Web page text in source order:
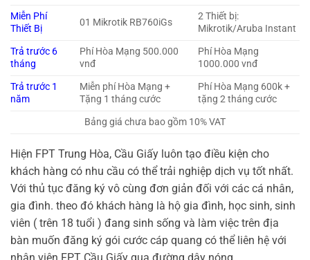
Miễn Phí
Thiết Bị
01 Mikrotik RB760iGs
2 Thiết bị:
Mikrotik/Aruba Instant
Trả trước 6
tháng
Phí Hòa Mạng 500.000
vnđ
Phí Hòa Mạng
1000.000 vnđ
Trả trước 1
năm
Miễn phí Hòa Mạng +
Tặng 1 tháng cước
Phí Hòa Mạng 600k +
tặng 2 tháng cước
Bảng giá chưa bao gồm 10% VAT
Hiện FPT Trung Hòa, Cầu Giấy luôn tạo điều kiện cho
khách hàng có nhu cầu có thể trải nghiệp dịch vụ tốt nhất.
Với thủ tục đăng ký vô cùng đơn giản đối với các cá nhân,
gia đình. theo đó khách hàng là hộ gia đình, học sinh, sinh
viên ( trên 18 tuổi ) đang sinh sống và làm việc trên địa
bàn muốn đăng ký gói cước cáp quang có thể liên hệ với
nhân viên FPT Cầu Giấy qua đường dây nóng